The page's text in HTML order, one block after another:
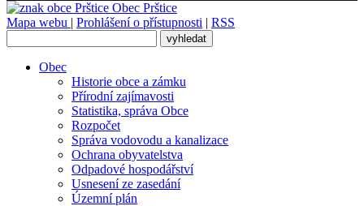
Obec Prštice
Mapa webu | Prohlášení o přístupnosti | RSS
Obec
Historie obce a zámku
Přírodní zajímavosti
Statistika, správa Obce
Rozpočet
Správa vodovodu a kanalizace
Ochrana obyvatelstva
Odpadové hospodářství
Usnesení ze zasedání
Územní plán